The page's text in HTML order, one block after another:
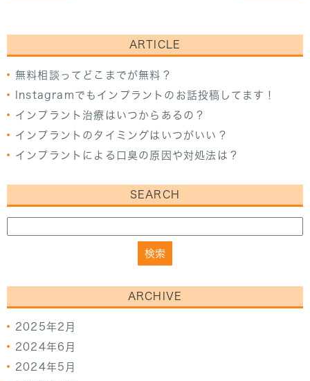
ARTICLE
無料相談ってどこまでが無料？
Instagramでもインプラントのお話投稿してます！
インプラント治療はいつからあるの？
インプラントのタイミングはいつがいい？
インプラントによる口臭の原因や対処法は？
SEARCH
ARCHIVE
2025年2月
2024年6月
2024年5月